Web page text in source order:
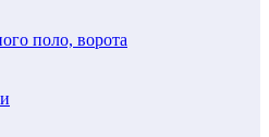
поло, ворота